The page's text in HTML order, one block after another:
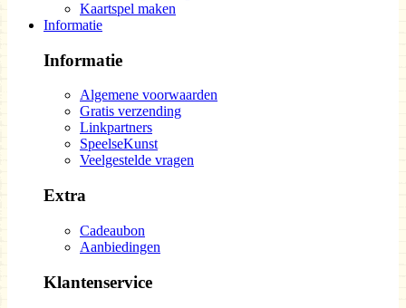
Kaartspel maken
Informatie
Informatie
Algemene voorwaarden
Gratis verzending
Linkpartners
SpeelseKunst
Veelgestelde vragen
Extra
Cadeaubon
Aanbiedingen
Klantenservice